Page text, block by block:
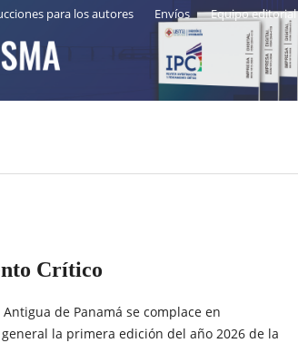
para los autores Envíos Equipo editorial
Crítico
de Panamá se complace en
la primera edición del año 2026 de la